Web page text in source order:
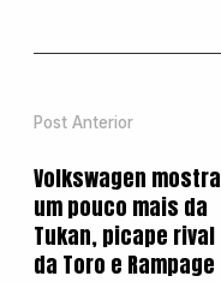
Post Anterior
Volkswagen mostra
um pouco mais da
Tukan, picape rival
da Toro e Rampage